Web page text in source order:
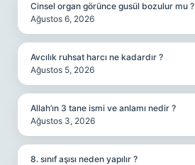
Cinsel organ görünce gusül bozulur mu ?
Ağustos 6, 2026
Avcılık ruhsat harcı ne kadardır ?
Ağustos 5, 2026
Allah’ın 3 tane ismi ve anlamı nedir ?
Ağustos 3, 2026
8. sınıf aşısı neden yapılır ?